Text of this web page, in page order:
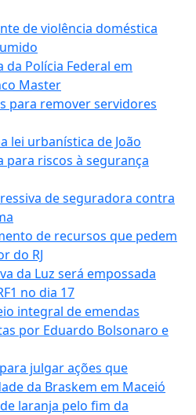
de violência doméstica
Polícia Federal em
Master
para remover servidores
lei urbanística de João
para riscos à segurança
de seguradora contra
de recursos que pedem
do RJ
da Luz será empossada
no dia 17
integral de emendas
por Eduardo Bolsonaro e
julgar ações que
da Braskem em Maceió
laranja pelo fim da